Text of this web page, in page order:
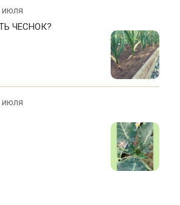
июля
ЧЕСНОК?
июля